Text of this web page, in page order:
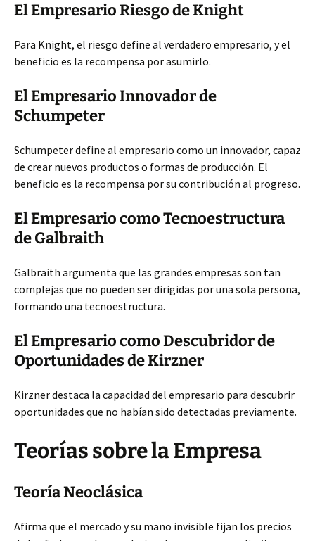
El Empresario Riesgo de Knight
Para Knight, el riesgo define al verdadero empresario, y el
beneficio es la recompensa por asumirlo.
El Empresario Innovador de
Schumpeter
Schumpeter define al empresario como un innovador, capaz
de crear nuevos productos o formas de producción. El
beneficio es la recompensa por su contribución al progreso.
El Empresario como Tecnoestructura
de Galbraith
Galbraith argumenta que las grandes empresas son tan
complejas que no pueden ser dirigidas por una sola persona,
formando una tecnoestructura.
El Empresario como Descubridor de
Oportunidades de Kirzner
Kirzner destaca la capacidad del empresario para descubrir
oportunidades que no habían sido detectadas previamente.
Teorías sobre la Empresa
Teoría Neoclásica
Afirma que el mercado y su mano invisible fijan los precios